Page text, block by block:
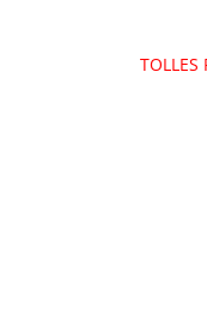
TOLLES